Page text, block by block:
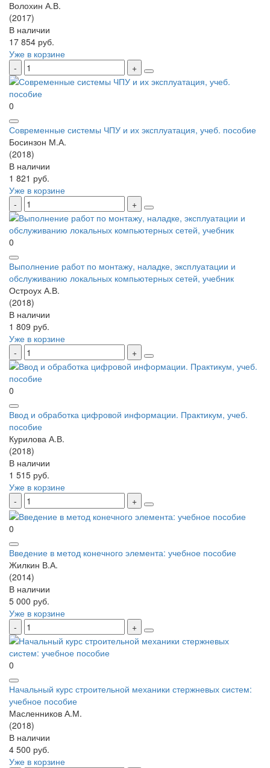
Волохин А.В.
(2017)
В наличии
17 854 руб.
Уже в корзине
0
Современные системы ЧПУ и их эксплуатация, учеб. пособие
Босинзон М.А.
(2018)
В наличии
1 821 руб.
Уже в корзине
0
Выполнение работ по монтажу, наладке, эксплуатации и
обслуживанию локальных компьютерных сетей, учебник
Остроух А.В.
(2018)
В наличии
1 809 руб.
Уже в корзине
0
Ввод и обработка цифровой информации. Практикум, учеб.
пособие
Курилова А.В.
(2018)
В наличии
1 515 руб.
Уже в корзине
0
Введение в метод конечного элемента: учебное пособие
Жилкин В.А.
(2014)
В наличии
5 000 руб.
Уже в корзине
0
Начальный курс строительной механики стержневых систем:
учебное пособие
Масленников А.М.
(2018)
В наличии
4 500 руб.
Уже в корзине